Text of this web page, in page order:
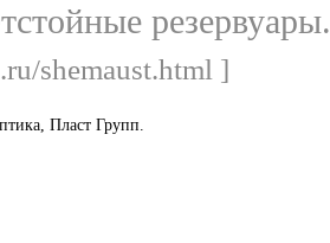
резервуары.
shemaust.html ]
Пласт Групп.